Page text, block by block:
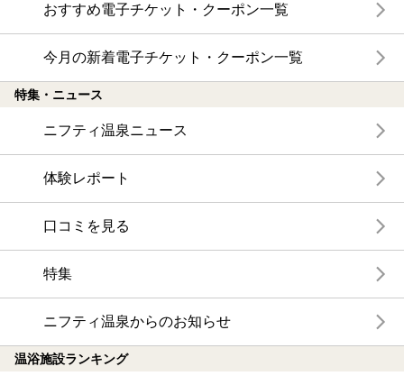
おすすめ電子チケット・クーポン一覧
今月の新着電子チケット・クーポン一覧
特集・ニュース
ニフティ温泉ニュース
体験レポート
口コミを見る
特集
ニフティ温泉からのお知らせ
温浴施設ランキング